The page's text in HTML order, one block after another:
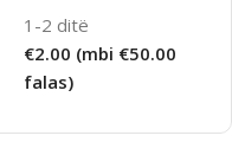
1-2 ditë
€2.00 (mbi €50.00
falas)